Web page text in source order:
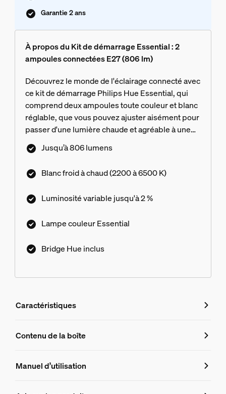
Garantie 2 ans
À propos du Kit de démarrage Essential : 2
ampoules connectées E27 (806 lm)
Découvrez le monde de l'éclairage connecté avec
ce kit de démarrage Philips Hue Essential, qui
comprend deux ampoules toute couleur et blanc
réglable, que vous pouvez ajuster aisément pour
passer d'une lumière chaude et agréable à une
lumière blanche et froide. Créez l'ambiance
parfaite avec une gradation fluide, des millions de
lumière conçus par nos experts, ou
Bridge inclus pour profiter d’une multitude de
voix, de l'application ou de n'importe quel
Jusqu’à 806 lumens
Blanc froid à chaud (2200 à 6500 K)
Luminosité variable jusqu'à 2 %
Lampe couleur Essential
Bridge Hue inclus
Caractéristiques
Caractéristiques
8721103103635
Contenu de la boîte
Manuel d’utilisation